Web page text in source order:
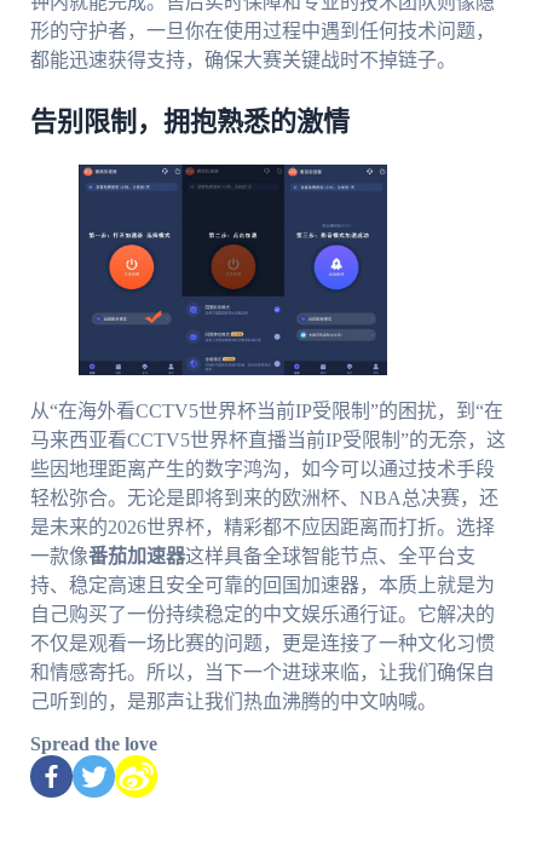
形的守护者，一旦你在使用过程中遇到任何技术问题，
都能迅速获得支持，确保大赛关键战时不掉链子。
告别限制，拥抱熟悉的激情
从“在海外看CCTV5世界杯当前IP受限制”的困扰，到“在
马来西亚看CCTV5世界杯直播当前IP受限制”的无奈，这
些因地理距离产生的数字鸿沟，如今可以通过技术手段
轻松弥合。无论是即将到来的欧洲杯、NBA总决赛，还
是未来的2026世界杯，精彩都不应因距离而打折。选择
一款像番茄加速器这样具备全球智能节点、全平台支
持、稳定高速且安全可靠的回国加速器，本质上就是为
自己购买了一份持续稳定的中文娱乐通行证。它解决的
不仅是观看一场比赛的问题，更是连接了一种文化习惯
和情感寄托。所以，当下一个进球来临，让我们确保自
己听到的，是那声让我们热血沸腾的中文呐喊。
Spread the love